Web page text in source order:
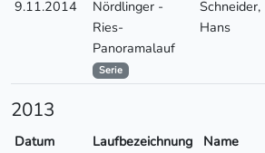
9.11.2014
Nördlinger -
Ries-
Panoramalauf
Serie
Schneider,
Hans
2013
Datum Laufbezeichnung Name